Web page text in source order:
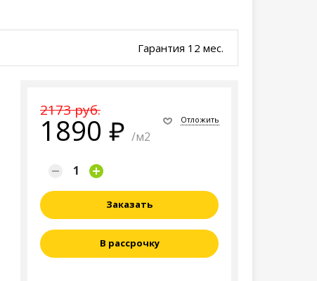
Гарантия 12 мес.
2173 руб.
1890 /м2
Отложить
Заказать
В рассрочку